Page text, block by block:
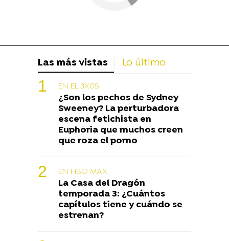
Las más vistas Lo último
EN EL 3X05
¿Son los pechos de Sydney
Sweeney? La perturbadora
escena fetichista en
Euphoria que muchos creen
que roza el porno
EN HBO MAX
La Casa del Dragón
temporada 3: ¿Cuántos
capítulos tiene y cuándo se
estrenan?